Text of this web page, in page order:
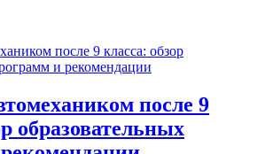
после 9
образовательных